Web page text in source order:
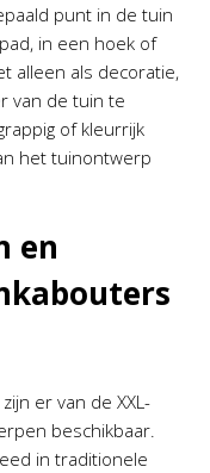
punt in de tuin
in een hoek of
alleen als decoratie,
van de tuin te
of kleurrijk
het tuinontwerp
en
er van de XXL-
beschikbaar.
in traditionele